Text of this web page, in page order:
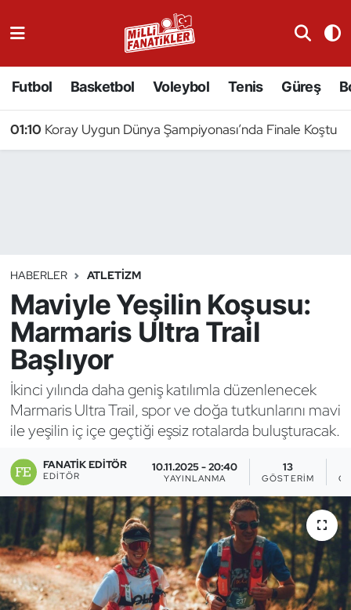
Futbol Basketbol Voleybol Tenis Güreş
01:10 Koray Uygun Dünya Şampiyonası’nda Finale Koştu
HABERLER ATLETIZM
Maviyle Yeşilin Koşusu:
Marmaris Ultra Trail
Başlıyor
İkinci yılında daha geniş katılımla düzenlenecek
Marmaris Ultra Trail, spor ve doğa tutkunlarını mavi
ile yeşilin iç içe geçtiği eşsiz rotalarda buluşturacak.
FANATIK EDITÖR
EDITÖR
10.11.2025 - 20:40
YAYINLANMA
13
GÖSTERIM
Badminton
Binicilik
Bisiklet
Bocce Bowling Dart
Boks
Briç
Buz Hokeyi
Buz Pateni
Çim Hokeyi